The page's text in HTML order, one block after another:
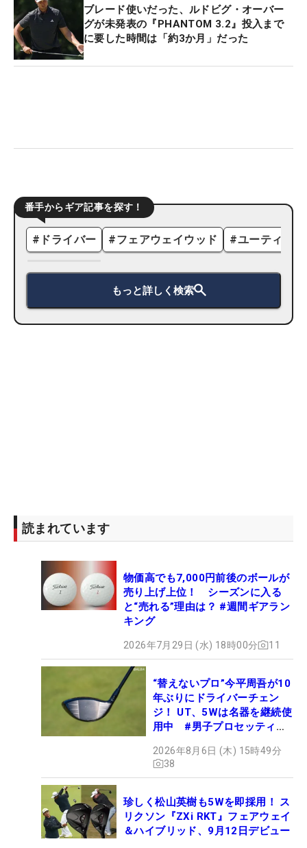
ブレード使いだった、ルドビグ・オーバー
グが未発表の『PHANTOM 3.2』投入まで
に要した時間は「約3か月」だった
番手からギア記事を探す！
# ドライバー #フェアウェイウッド #ユーティリ
もっと詳しく検索
読まれています
物価高でも7,000円前後のボールが
売り上げ上位！ シーズンに入る
と“売れる”理由は？ #週間ギアラン
キング
2026年7月29日 (水) 18時00分 11
“替えないプロ”今平周吾が10
年ぶりにドライバーチェン
ジ！ UT、5Wは名器を継続使
用中 #男子プロセッティン
2026年8月6日 (木) 15時49分
38
珍しく松山英樹も5Wを即採用！ ス
リクソン『ZXi RKT』フェアウェイ
＆ハイブリッド、9月12日デビュー